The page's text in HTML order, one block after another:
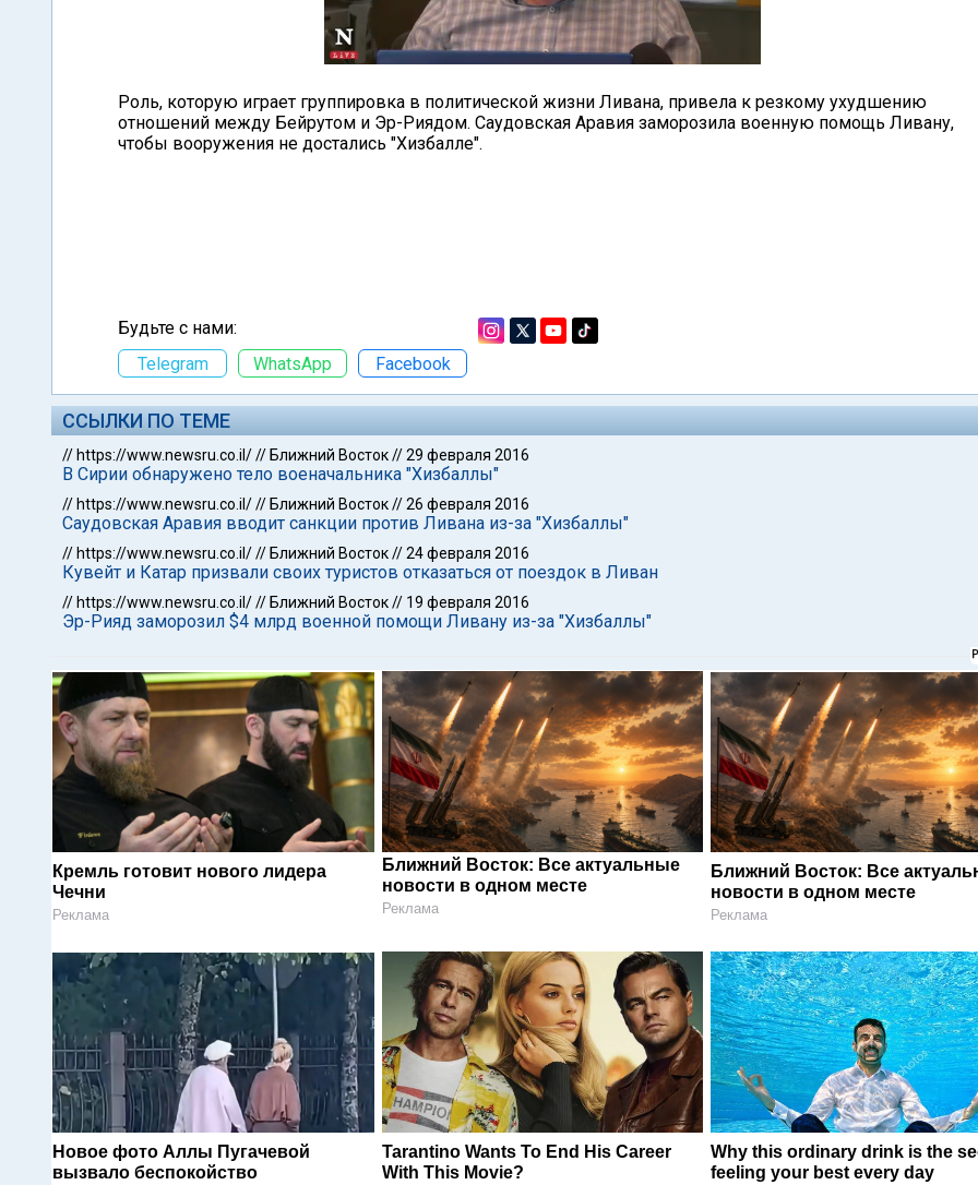
Роль, которую играет группировка в политической жизни Ливана, привела к резкому ухудшению
отношений между Бейрутом и Эр-Риядом. Саудовская Аравия заморозила военную помощь Ливану,
чтобы вооружения не достались "Хизбалле".
Будьте с нами:
Telegram
WhatsApp Facebook
ССЫЛКИ ПО ТЕМЕ
// https://www.newsru.co.il/// Ближний Восток//29 февраля 2016
В Сирии обнаружено тело военачальника "Хизбаллы"
// https://www.newsru.co.il/// Ближний Восток//26 февраля 2016
Саудовская Аравия вводит санкции против Ливана из-за "Хизбаллы"
// https://www.newsru.co.il/// Ближний Восток//24 февраля 2016
Кувейт и Катар призвали своих туристов отказаться от поездок в Ливан
// https://www.newsru.co.il/// Ближний Восток// 19 февраля 2016
Эр-Рияд заморозил $4 млрд военной помощи Ливану из-за "Хизбаллы"
Кремль готовит нового лидера
Чечни
Реклама
Ближний Восток: Все актуальные
новости в одном месте
Реклама
Ближний Восток: Все
новости в одном месте
Реклама
Новое фото Аллы Пугачевой
вызвало беспокойство
Tarantino Wants To End His Career
With This Movie?
Why this ordinary drink is the
feeling your best every day